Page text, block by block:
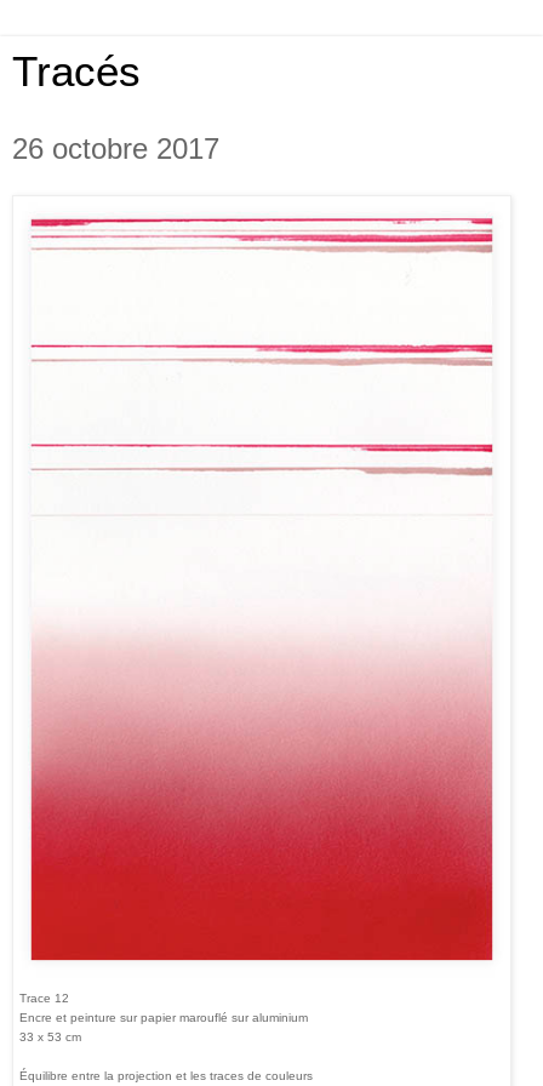
Tracés
26 octobre 2017
Trace 12
Encre et peinture sur papier marouflé sur aluminium
33 x 53 cm
Équilibre entre la projection et les traces de couleurs